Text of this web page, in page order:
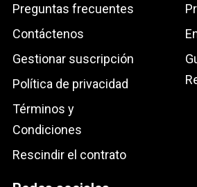
Preguntas frecuentes
Contáctenos
Gestionar suscripción
Política de privacidad
Términos y
Condiciones
Rescindir el contrato